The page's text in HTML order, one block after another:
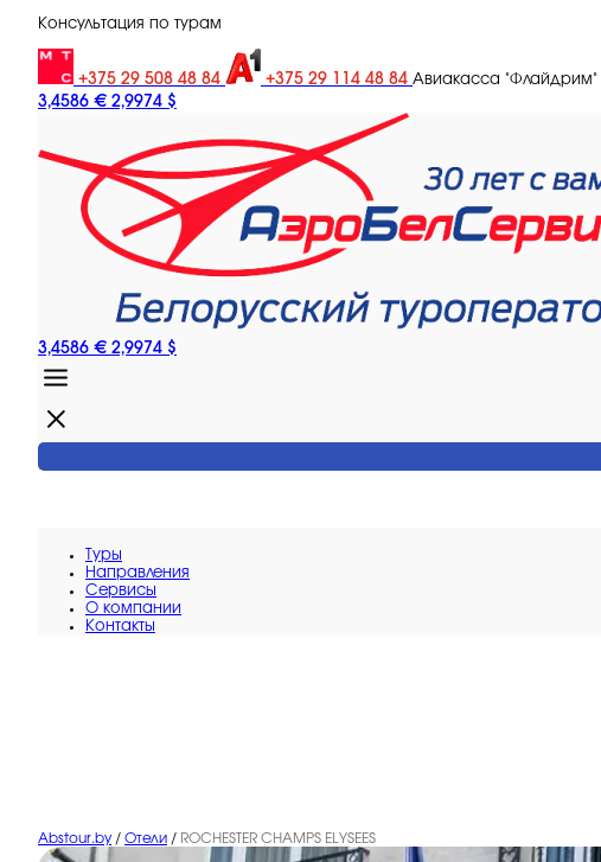
Консультация по турам
+375 29 508 48 84 +375 29 114 48 84 Авиакасса "Флайдрим"
3,4586 € 2,9974 $
3,4586 € 2,9974 $
Туры
Направления
Сервисы
O компании
Контакты
Abstour.by / Отели / ROCHESTER CHAMPS ELYSEES